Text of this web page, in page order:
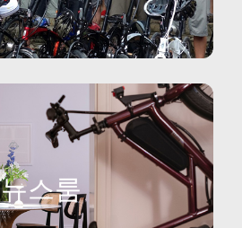
뉴스룸